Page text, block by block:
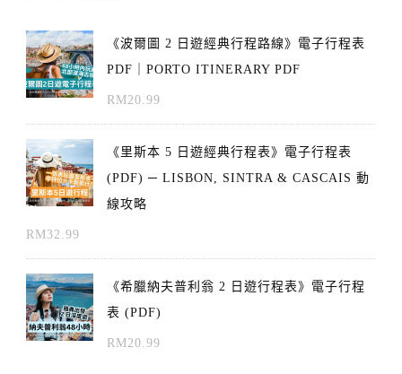
《波爾圖 2 日遊經典行程路線》電子行程表
PDF｜PORTO ITINERARY PDF
RM20.99
《里斯本 5 日遊經典行程表》電子行程表
(PDF) ─ LISBON, SINTRA & CASCAIS 動
線攻略
RM32.99
《希臘納夫普利翁 2 日遊行程表》電子行程
表 (PDF)
RM20.99